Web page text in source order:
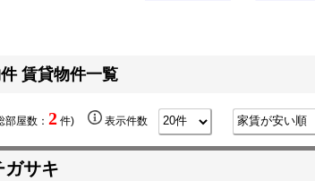
賃貸物件一覧
部屋数： 2 件) 表示件数
ガサキ